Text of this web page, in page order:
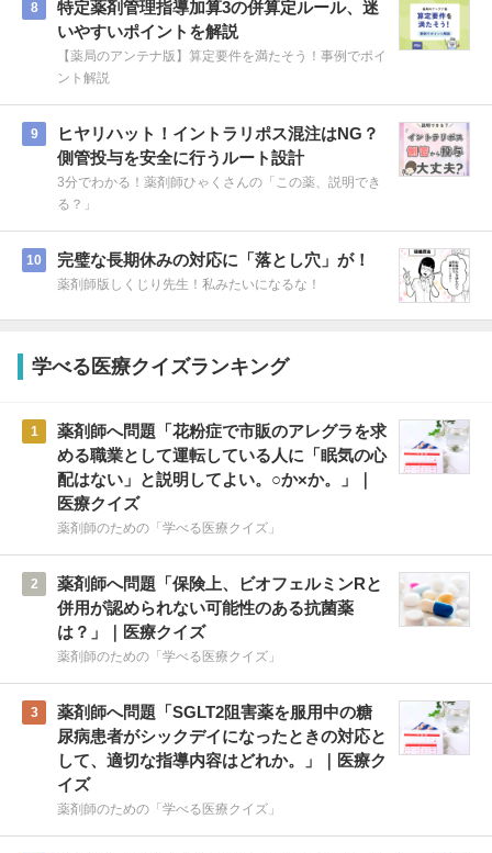
8
特定薬剤管理指導加算3の併算定ルール、迷
いやすいポイントを解説
【薬局のアンテナ版】算定要件を満たそう！事例でポイ
ント解説
9
ヒヤリハット！イントラリポス混注はNG？
側管投与を安全に行うルート設計
3分でわかる！薬剤師ひゃくさんの「この薬、説明でき
る？」
10 完璧な長期休みの対応に「落とし穴」が！
薬剤師版しくじり先生！私みたいになるな！
学べる医療クイズランキング
1
薬剤師へ問題「花粉症で市販のアレグラを求
める職業として運転している人に「眠気の心
配はない」と説明してよい。○か×か。」｜
医療クイズ
薬剤師のための「学べる医療クイズ」
2
薬剤師へ問題「保険上、ビオフェルミンRと
併用が認められない可能性のある抗菌薬
は？」｜医療クイズ
薬剤師のための「学べる医療クイズ」
3
薬剤師へ問題「SGLT2阻害薬を服用中の糖
尿病患者がシックデイになったときの対応と
して、適切な指導内容はどれか。」｜医療ク
イズ
薬剤師のための「学べる医療クイズ」